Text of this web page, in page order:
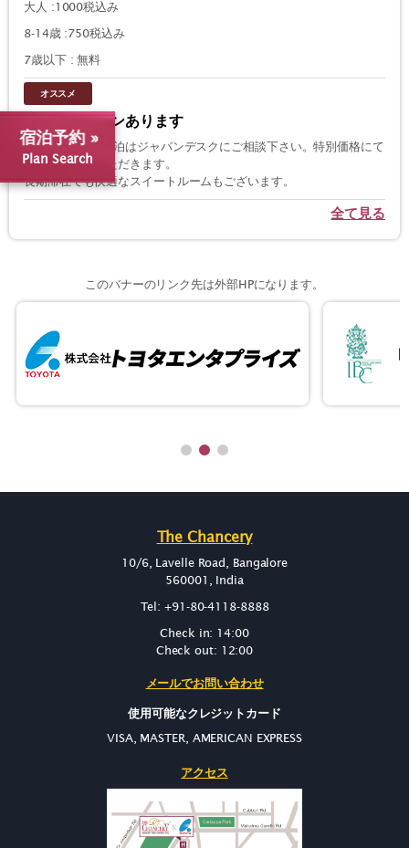
宿泊予約 »
Plan Search
大人 :1000税込み
8-14歳 :750税込み
7歳以下 : 無料
オススメ
長期滞在プランあります
2週間以上のご宿泊はジャパンデスクにご相談下さい。特別価格にて
ご提供させていただきます。
長期滞在でも快適なスイートルームもございます。
全て見る
このバナーのリンク先は外部HPになります。
The Chancery
10/6, Lavelle Road, Bangalore
560001, India
Tel: +91-80-4118-8888
Check in: 14:00
Check out: 12:00
メールでお問い合わせ
使用可能なクレジットカード
VISA, MASTER, AMERICAN EXPRESS
アクセス